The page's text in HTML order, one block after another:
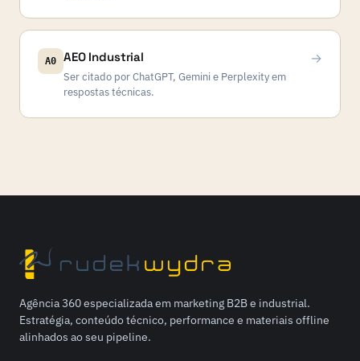
A0 AEO Industrial
Ser citado por ChatGPT, Gemini e Perplexity em
respostas técnicas.
→
Agência 360 especializada em marketing B2B e industrial.
Estratégia, conteúdo técnico, performance e materiais offline
alinhados ao seu pipeline.